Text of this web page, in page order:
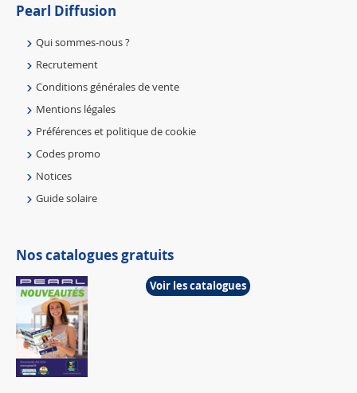
Pearl Diffusion
Qui sommes-nous ?
Recrutement
Conditions générales de vente
Mentions légales
Préférences et politique de cookie
Codes promo
Notices
Guide solaire
Nos catalogues gratuits
Voir les catalogues